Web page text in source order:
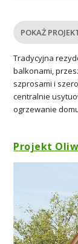
POKAŻ
Tradycyjna
balkonami,
szprosami i
centralnie
ogrzewanie
Projekt